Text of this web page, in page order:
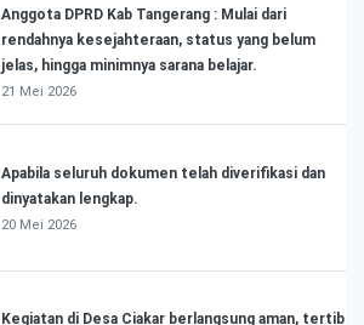
Anggota DPRD Kab Tangerang : Mulai dari
rendahnya kesejahteraan, status yang belum
jelas, hingga minimnya sarana belajar.
21 Mei 2026
Apabila seluruh dokumen telah diverifikasi dan
dinyatakan lengkap.
20 Mei 2026
Kegiatan di Desa Ciakar berlangsung aman, tertib